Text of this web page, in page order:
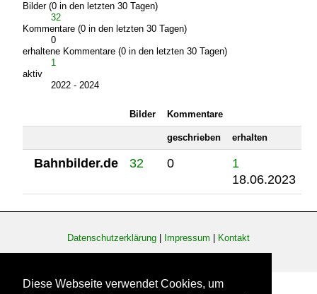
Bilder (0 in den letzten 30 Tagen)
32
Kommentare (0 in den letzten 30 Tagen)
0
erhaltene Kommentare (0 in den letzten 30 Tagen)
1
aktiv
2022 - 2024
Bilder Kommentare
geschrieben erhalten
Bahnbilder.de 32 0
1
18.06.2023
Datenschutzerklärung Impressum Kontakt
Diese Webseite verwendet Cookies, um